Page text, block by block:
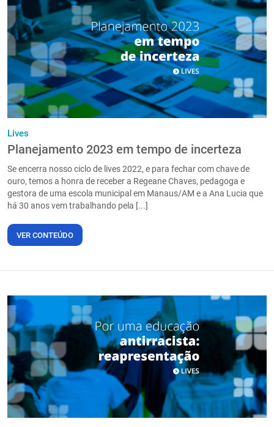
Lives
Planejamento 2023 em tempo de incerteza
Se encerra nosso ciclo de lives 2022, e para fechar com chave de
ouro, temos a honra de receber a Regeane Chaves, pedagoga e
gestora de uma escola municipal em Manaus/AM e a Ana Lucia que
há 30 anos vem trabalhando pela [...]
VER CONTEÚDO